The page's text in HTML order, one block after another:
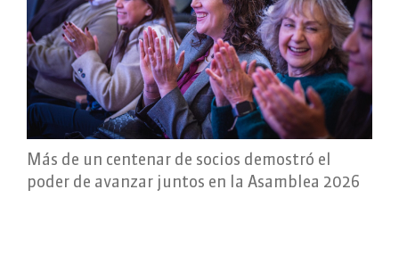
Más de un centenar de socios demostró el
poder de avanzar juntos en la Asamblea 2026